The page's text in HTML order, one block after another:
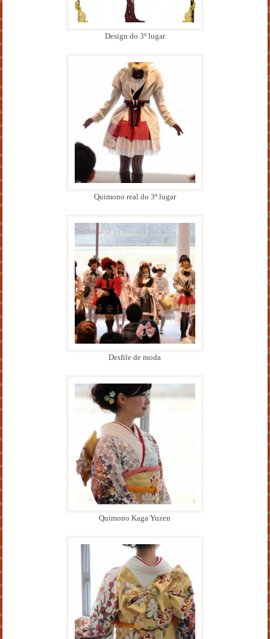
Design do 3º lugar
Quimono real do 3º lugar
Desfile de moda
Quimono Kaga Yuzen